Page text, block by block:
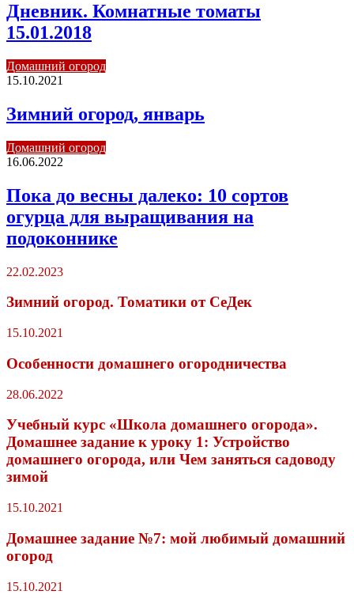
Дневник. Комнатные томаты
15.01.2018
Домашний огород
15.10.2021
Зимний огород, январь
Домашний огород
16.06.2022
Пока до весны далеко: 10 сортов
огурца для выращивания на
подоконнике
22.02.2023
Зимний огород. Томатики от СеДек
15.10.2021
Особенности домашнего огородничества
28.06.2022
Учебный курс «Школа домашнего огорода».
Домашнее задание к уроку 1: Устройство
домашнего огорода, или Чем заняться садоводу
зимой
15.10.2021
Домашнее задание №7: мой любимый домашний
огород
15.10.2021